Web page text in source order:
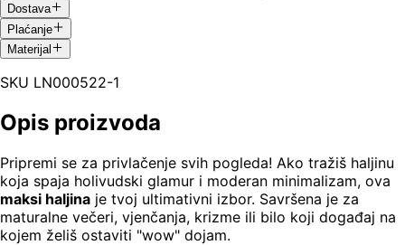
Dostava
Plaćanje
Materijal
SKU LN000522-1
Opis proizvoda
Pripremi se za privlačenje svih pogleda! Ako tražiš haljinu
koja spaja holivudski glamur i moderan minimalizam, ova
maksi haljina je tvoj ultimativni izbor. Savršena je za
maturalne večeri, vjenčanja, krizme ili bilo koji događaj na
kojem želiš ostaviti "wow" dojam.